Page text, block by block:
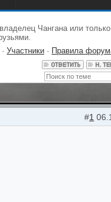
Чангана или только
· Участники · Правила
#1